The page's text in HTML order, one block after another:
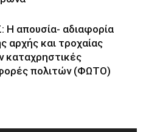
Η απουσία- αδιαφορία
αρχής και τροχαίας
καταχρηστικές
πολιτών (ΦΩΤΟ)